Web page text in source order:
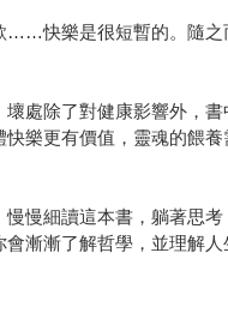
……快樂是很短暫的。隨之
處除了對健康影響外，書
樂更有價值，靈魂的餵
慢細讀這本書，躺著思
漸漸了解哲學，並理解人